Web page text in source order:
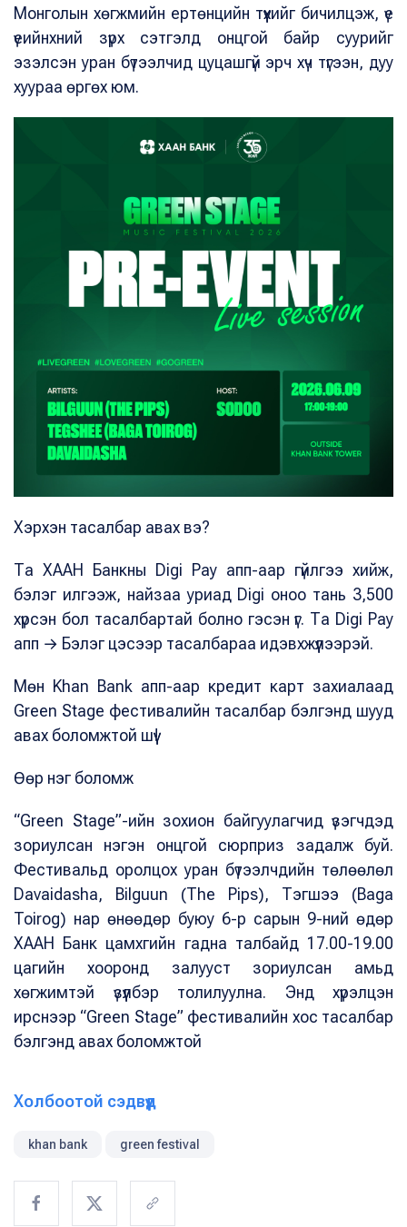
Монголын хөгжмийн ертөнцийн түүхийг бичилцэж, үе
үеийнхний зүрх сэтгэлд онцгой байр суурийг
эзэлсэн уран бүтээлчид цуцашгүй эрч хүч түгээн, дуу
хуураа өргөх юм.
Хэрхэн тасалбар авах вэ?
Та ХААН Банкны Digi Pay апп-аар гүйлгээ хийж,
бэлэг илгээж, найзаа уриад Digi оноо тань 3,500
хүрсэн бол тасалбартай болно гэсэн үг. Та Digi Pay
апп → Бэлэг цэсээр тасалбараа идэвхжүүлээрэй.
Мөн Khan Bank апп-аар кредит карт захиалаад
Green Stage фестивалийн тасалбар бэлгэнд шууд
авах боломжтой шүү!
Өөр нэг боломж
“Green Stage”-ийн зохион байгуулагчид үзэгчдэд
зориулсан нэгэн онцгой сюрприз задалж буй.
Фестивальд оролцох уран бүтээлчдийн төлөөлөл
Davaidasha, Bilguun (The Pips), Тэгшээ (Baga
Toirog) нар өнөөдөр буюу 6-р сарын 9-ний өдөр
ХААН Банк цамхгийн гадна талбайд 17.00-19.00
цагийн хооронд залууст зориулсан амьд
хөгжимтэй үзүүлбэр толилуулна. Энд хүрэлцэн
ирснээр “Green Stage” фестивалийн хос тасалбар
бэлгэнд авах боломжтой
Холбоотой сэдвүүд
khan bank green festival